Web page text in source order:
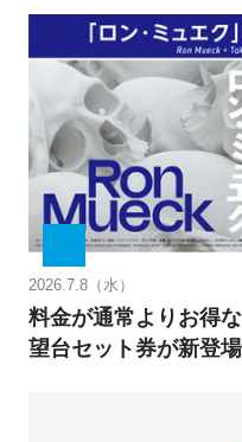
2026.7.8（水）
料金が通常よりお得
望台セット券が新登場